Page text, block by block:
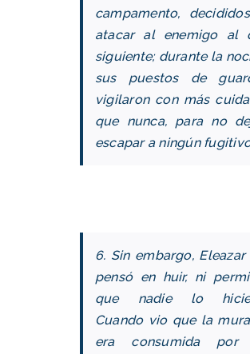
campamento,
atacar al enemigo al
siguiente; durante la
sus puestos de
vigilaron con más
que nunca, para no
escapar a ningún
6. Sin embargo, Eleazar
pensó en huir, ni
que nadie lo
Cuando vio que la
era consumida por